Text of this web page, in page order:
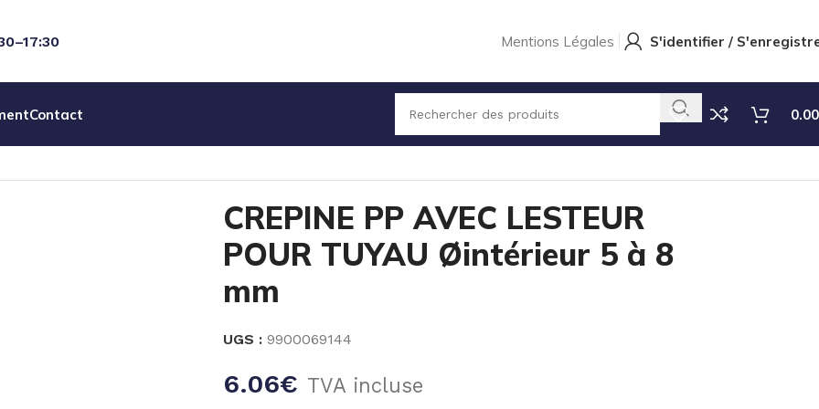
Mentions Légales S'identifier /
Contact
0.00
CREPINE PP AVEC LESTEUR
POUR TUYAU Øintérieur 5 à 8
mm
UGS : 9900069144
6.06€ TVA incluse